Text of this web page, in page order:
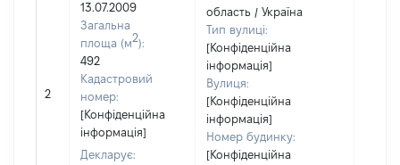
2
13.07.2009
Загальна
площа (м2):
492
Кадастровий
номер:
[Конфіденційна
інформація]
Декларує:
область / Україна
Тип вулиці:
[Конфіденційна
інформація]
Вулиця:
[Конфіденційна
інформація]
Номер будинку:
[Конфіденційна